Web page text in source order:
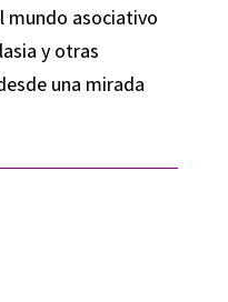
mundo asociativo
y otras
una mirada